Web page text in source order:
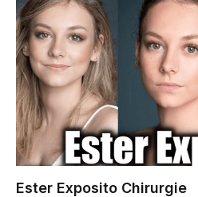
Ester Exposito Chirurgie